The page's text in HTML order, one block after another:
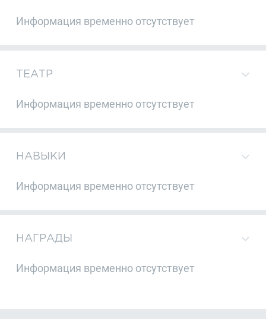
Информация временно отсутствует
ТЕАТР
Информация временно отсутствует
НАВЫКИ
Информация временно отсутствует
НАГРАДЫ
Информация временно отсутствует